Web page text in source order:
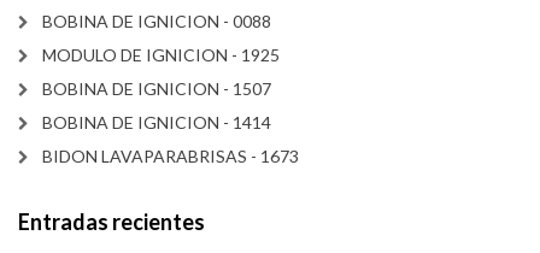
BOBINA DE IGNICION - 0088
MODULO DE IGNICION - 1925
BOBINA DE IGNICION - 1507
BOBINA DE IGNICION - 1414
BIDON LAVAPARABRISAS - 1673
Entradas recientes